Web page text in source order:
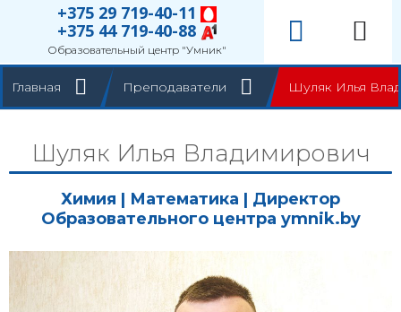
+375 29 719-40-11
+375 44 719-40-88
Образовательный центр "Умник"
Главная Преподаватели Шуляк Илья
Шуляк Илья Владимирович
Химия | Математика | Директор
Образовательного центра ymnik.by